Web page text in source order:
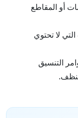
أو المقاطع
لا تحتوي
التنسيق